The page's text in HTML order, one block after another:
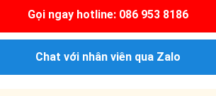
Gọi ngay hotline: 086 953 8186
Chat với nhân viên qua Zalo